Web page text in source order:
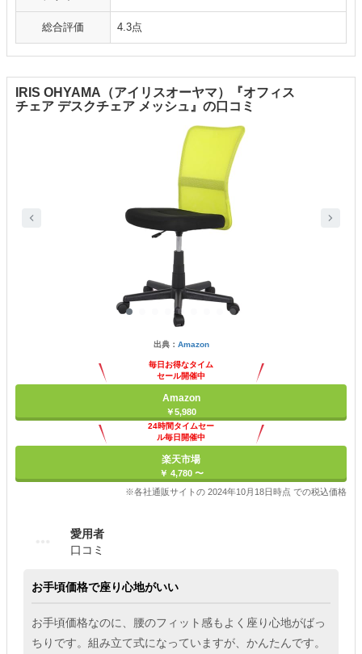
総合評価 4.3点
IRIS OHYAMA（アイリスオーヤマ）『オフィス
チェア デスクチェア メッシュ』の口コミ
出典： Amazon
毎日お得なタイム
セール開催中
Amazon
￥5,980
24時間タイムセー
ル毎日開催中
楽天市場
￥ 4,780 〜
※各社通販サイトの 2024年10月18日時点 での税込価格
愛用者
口コミ
お手頃価格で座り心地がいい
お手頃価格なのに、腰のフィット感もよく座り心地がばっ
ちりです。組み立て式になっていますが、かんたんです。